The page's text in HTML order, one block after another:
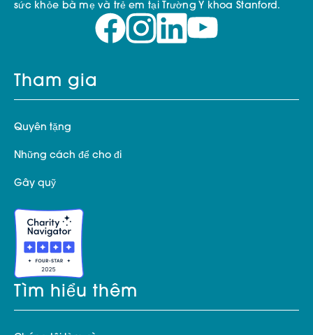
sức khỏe bà mẹ và trẻ em tại Trường Y khoa Stanford.
Tham gia
Quyên tặng
Những cách để cho đi
Gây quỹ
Tìm hiểu thêm